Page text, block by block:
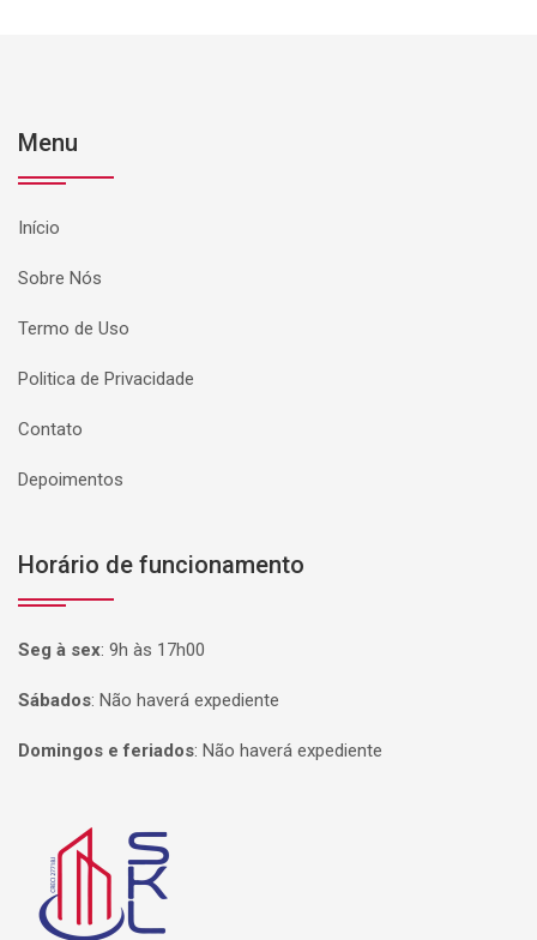
Menu
Início
Sobre Nós
Termo de Uso
Politica de Privacidade
Contato
Depoimentos
Horário de funcionamento
Seg à sex: 9h às 17h00
Sábados: Não haverá expediente
Domingos e feriados: Não haverá expediente
Página inicial